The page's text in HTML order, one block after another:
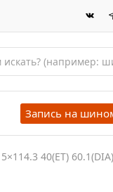
Запись на
40(ET)